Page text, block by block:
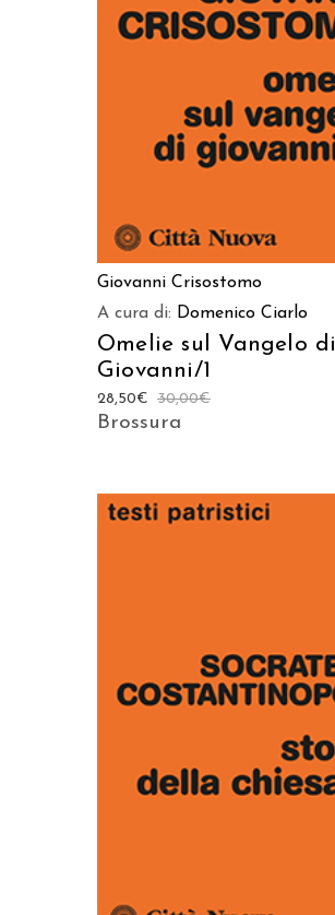
AGGIUNGI AL CARRELLO
Giovanni Crisostomo
A cura di: Domenico Ciarlo
Omelie sul Vangelo di
Giovanni/1
30,00€
28,50€
Brossura